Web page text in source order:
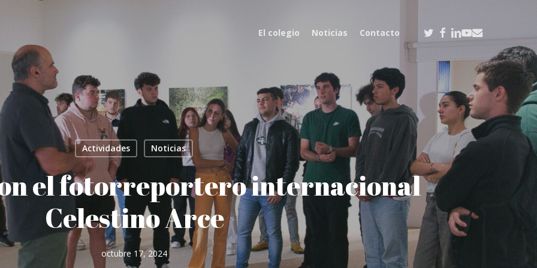
El colegio Noticias Contacto twitterfacebook
linkedin
youtube
email
Actividades Noticias
el fotorreportero internacional
Celestino Arce
octubre 17, 2024